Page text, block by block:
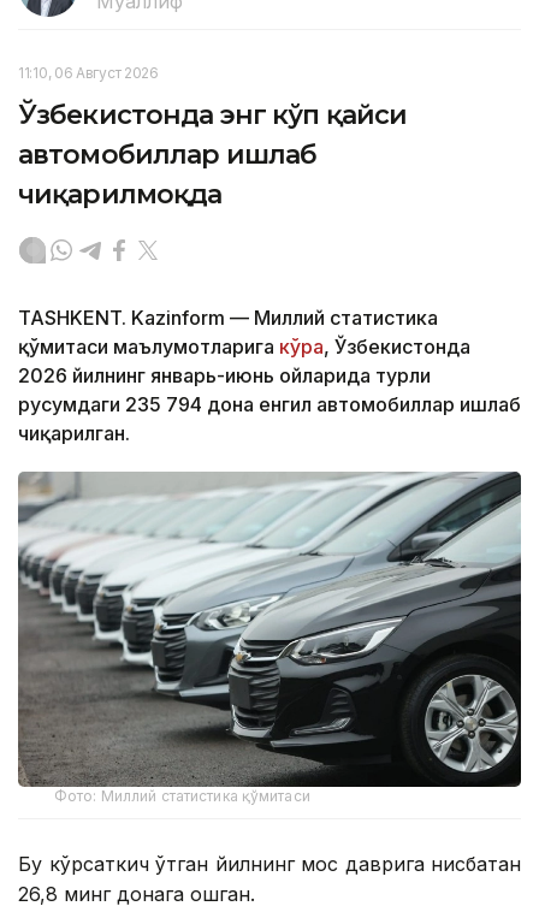
11:10, 06 Август 2026
Ўзбекистонда энг кўп қайси
автомобиллар ишлаб
чиқарилмоқда
TASHKENT. Kazinform — Миллий статистика
қўмитаси маълумотларига кўра, Ўзбекистонда
2026 йилнинг январь-июнь ойларида турли
русумдаги 235 794 дона енгил автомобиллар ишлаб
чиқарилган.
Фото: Миллий статистика қўмитаси
Бу кўрсаткич ўтган йилнинг мос даврига нисбатан
26,8 минг донага ошган.